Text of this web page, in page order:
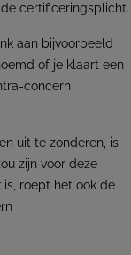
certificeringsplicht.
aan bijvoorbeeld
of je klaart een
concern
uit te zonderen, is
zijn voor deze
roept het ook de